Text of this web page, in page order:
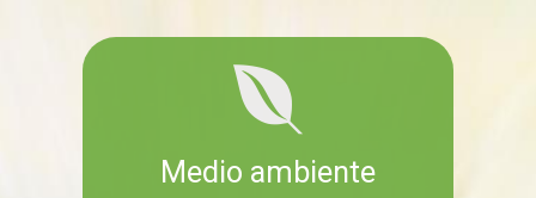
Medio ambiente